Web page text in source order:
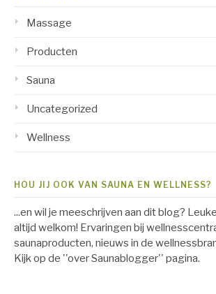
Massage
Producten
Sauna
Uncategorized
Wellness
HOU JIJ OOK VAN SAUNA EN WELLNESS?
...en wil je meeschrijven aan dit blog?
altijd welkom! Ervaringen bij
saunaproducten, nieuws in de
Kijk op de ''over Saunablogger'' pagina.